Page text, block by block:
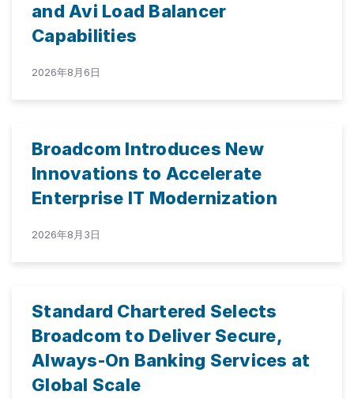
and Avi Load Balancer
Capabilities
2026年8月6日
Broadcom Introduces New
Innovations to Accelerate
Enterprise IT Modernization
2026年8月3日
Standard Chartered Selects
Broadcom to Deliver Secure,
Always-On Banking Services at
Global Scale